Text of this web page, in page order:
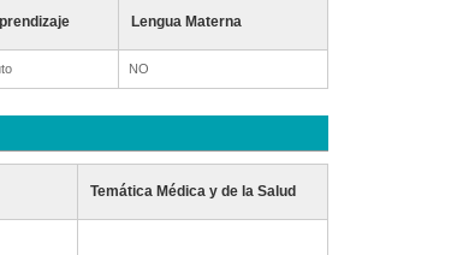
Lengua Materna
NO
Temática Médica y de la Salud